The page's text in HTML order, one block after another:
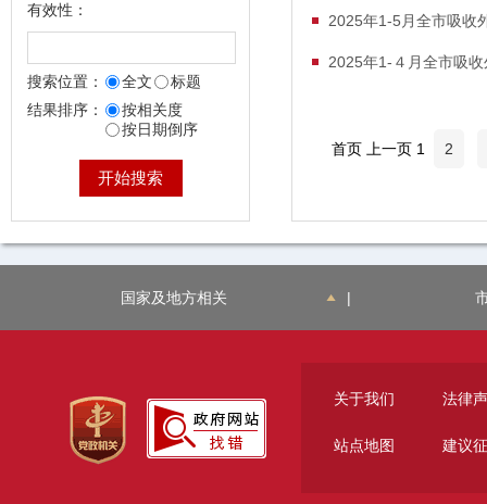
有效性：
搜索位置： 全文
标题
结果排序：
按相关度
按日期倒序
2025年1-5月全市吸收
2025年1-４月全市吸
首页 上一页 1 2
国家及地方相关 |
关于我们 法律
站点地图 建议